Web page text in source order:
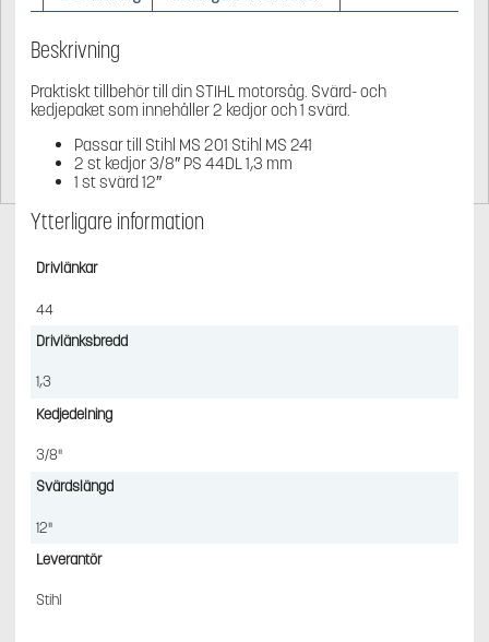
3/8"
mm
12"
Beskrivning
Praktiskt tillbehör till din STIHL motorsåg. Svärd- och
kedjepaket som innehåller 2 kedjor och 1 svärd.
Passar till Stihl MS 201 Stihl MS 241
2 st kedjor 3/8″ PS 44DL 1,3 mm
1 st svärd 12″
Ytterligare information
Drivlänkar
44
Drivlänksbredd
1,3
Kedjedelning
3/8"
Svärdslängd
12"
Leverantör
Stihl